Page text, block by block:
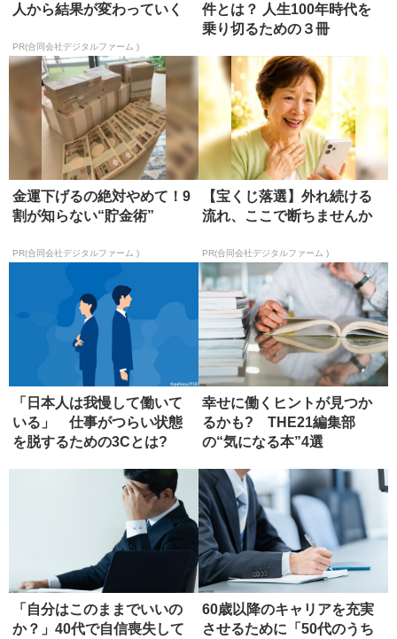
人から結果が変わっていく
PR(合同会社デジタルファーム )
件とは？ 人生100年時代を
乗り切るための３冊
金運下げるの絶対やめて！9
割が知らない“貯金術”
PR(合同会社デジタルファーム )
【宝くじ落選】外れ続ける
流れ、ここで断ちませんか
PR(合同会社デジタルファーム )
「日本人は我慢して働いて
いる」 仕事がつらい状態
を脱するための3Cとは?
幸せに働くヒントが見つか
るかも? THE21編集部
の“気になる本”4選
「自分はこのままでいいの
か？」40代で自信喪失して
60歳以降のキャリアを充実
させるために「50代のうち